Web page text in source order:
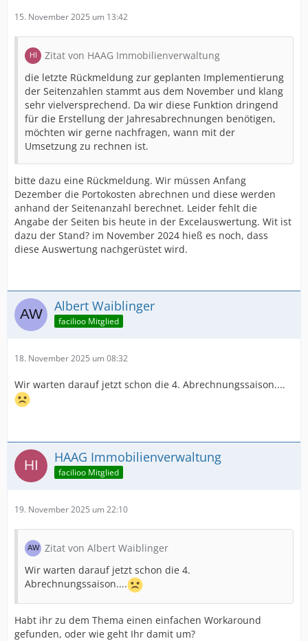
15. November 2025 um 13:42
Zitat von HAAG Immobilienverwaltung
die letzte Rückmeldung zur geplanten Implementierung
der Seitenzahlen stammt aus dem November und klang
sehr vielversprechend. Da wir diese Funktion dringend
für die Erstellung der Jahresabrechnungen benötigen,
möchten wir gerne nachfragen, wann mit der
Umsetzung zu rechnen ist.
bitte dazu eine Rückmeldung. Wir müssen Anfang
Dezember die Portokosten abrechnen und diese werden
anhand der Seitenanzahl berechnet. Leider fehlt die
Angabe der Seiten bis heute in der Excelauswertung. Wit ist
dazu der Stand? im November 2024 hieß es noch, dass
diese Auswertung nachgerüstet wird.
Albert Waiblinger
facilioo Mitglied
18. November 2025 um 08:32
Wir warten darauf jetzt schon die 4. Abrechnungssaison....
HAAG Immobilienverwaltung
facilioo Mitglied
19. November 2025 um 22:10
Zitat von Albert Waiblinger
Wir warten darauf jetzt schon die 4.
Abrechnungssaison....
Habt ihr zu dem Thema einen einfachen Workaround
gefunden, oder wie geht Ihr damit um?